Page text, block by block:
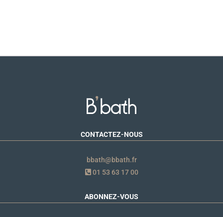
CONTACTEZ-NOUS
bbath@bbath.fr
01 53 63 17 00
ABONNEZ-VOUS